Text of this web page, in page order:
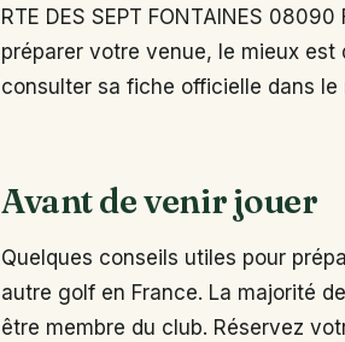
RTE DES SEPT FONTAINES
préparer votre venue, le mieux
consulter sa fiche officielle dans le
Avant de venir jouer
Quelques conseils utiles pour
autre golf en France. La majorité
être membre du club. Réservez